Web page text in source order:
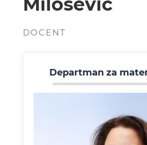
DOCENT
Departman za